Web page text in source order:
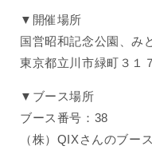
▼開催場所
国営昭和記念公園、み
東京都立川市緑町３１
▼ブース場所
ブース番号：38
（株）QIXさんのブー